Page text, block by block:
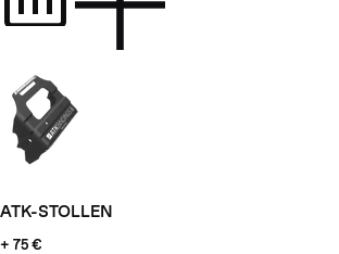
ATK-STOLLEN
+ 75 €